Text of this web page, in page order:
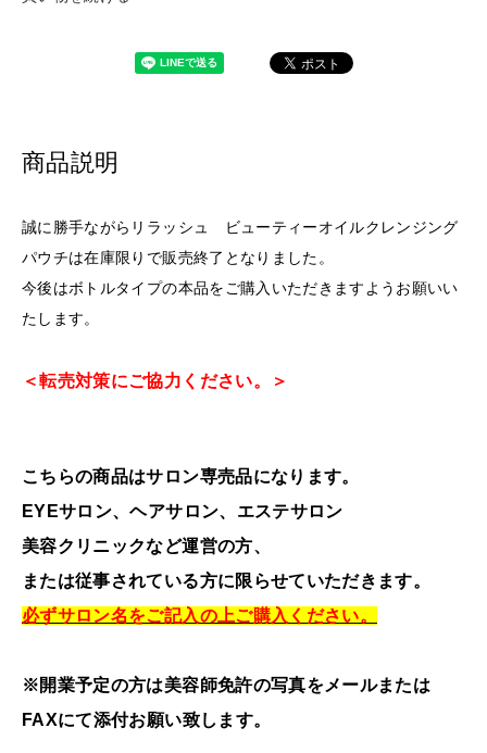
商品説明
誠に勝手ながらリラッシュ ビューティーオイルクレンジング
パウチは在庫限りで販売終了となりました。
今後はボトルタイプの本品をご購入いただきますようお願いい
たします。
＜転売対策にご協力ください。＞
こちらの商品はサロン専売品になります。
EYEサロン、ヘアサロン、エステサロン
美容クリニックなど運営の方、
または従事されている方に限らせていただきます。
必ずサロン名をご記入の上ご購入ください。
※開業予定の方は美容師免許の写真をメールまたは
FAXにて添付お願い致します。